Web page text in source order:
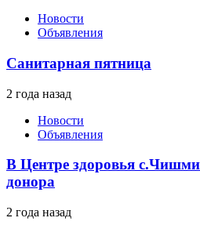
Новости
Объявления
Санитарная пятница
2 года назад
Новости
Объявления
В Центре здоровья
донора
2 года назад